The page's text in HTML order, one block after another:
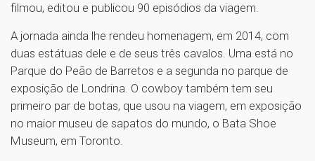
filmou, editou e publicou 90 episódios da viagem.
A jornada ainda lhe rendeu homenagem, em 2014, com
duas estátuas dele e de seus três cavalos. Uma está no
Parque do Peão de Barretos e a segunda no parque de
exposição de Londrina. O cowboy também tem seu
primeiro par de botas, que usou na viagem, em exposição
no maior museu de sapatos do mundo, o Bata Shoe
Museum, em Toronto.